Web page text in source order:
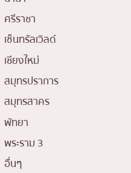
ศรีราชา
เซ็นทรัลเวิลด์
เชียงใหม่
สมุทรปราการ
สมุทรสาคร
พัทยา
พระราม 3
อื่นๆ